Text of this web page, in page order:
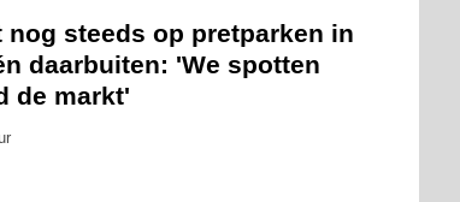
nog steeds op pretparken in
daarbuiten: 'We spotten
de markt'